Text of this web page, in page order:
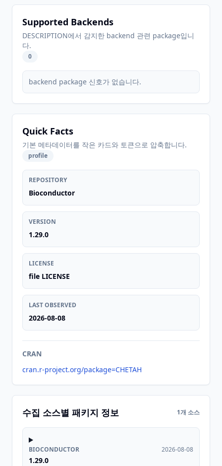
Supported Backends
DESCRIPTION에서 감지한 backend 관련 package입니
다.
0
backend package 신호가 없습니다.
Quick Facts
기본 메타데이터를 작은 카드와 토큰으로 압축합니다.
profile
REPOSITORY
Bioconductor
VERSION
1.29.0
LICENSE
file LICENSE
LAST OBSERVED
2026-08-08
CRAN
cran.r-project.org/package=CHETAH
수집 소스별 패키지 정보 1개 소스
BIOCONDUCTOR
1.29.0
2026-08-08